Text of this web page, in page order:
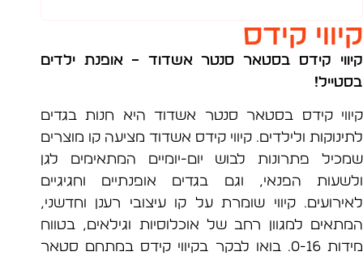
קידס
קידס בסטאר סנטר אשדוד – אופנת ילדים
קידס בסטאר סנטר אשדוד היא חנות בגדים
ולילדים. קיווי קידס אשדוד מציעה קו מוצרים
פתרונות לבוש יום-יומיים המתאימים לגן
הפנאי, וגם בגדים אופנתיים וחגיגיים
קיווי שומרת על קו עיצובי רענן וחדשני,
למגוון רחב של אוכלוסיות וגילאים, בטווח
מידות 0-16. בואו לבקר בקיווי קידס במתחם סטאר